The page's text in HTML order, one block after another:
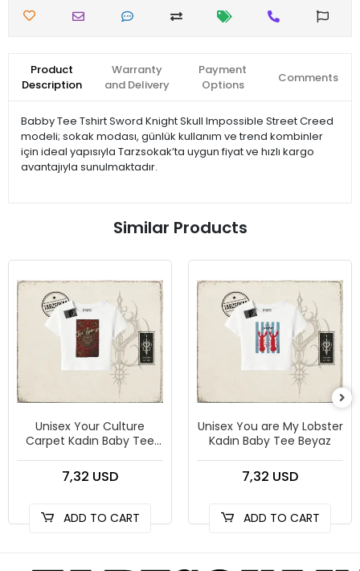
Product
Description
Warranty
and Delivery
Payment
Options
Comments
Babby Tee Tshirt Sword Knight Skull Impossible Street Creed
modeli; sokak modası, günlük kullanım ve trend kombinler
için ideal yapısıyla Tarzsokak’ta uygun fiyat ve hızlı kargo
avantajıyla sunulmaktadır.
Similar Products
Unisex Your Culture
Carpet Kadın Baby Tee
7,32 USD
ADD TO CART
Unisex You are My Lobster
Kadın Baby Tee Beyaz
7,32 USD
ADD TO CART